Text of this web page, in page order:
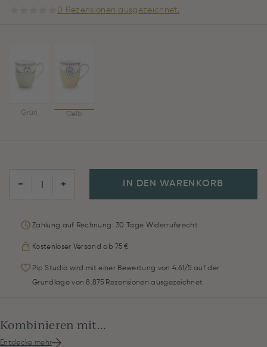
0 Rezensionen ausgezeichnet.
Grün Gelb
− + IN DEN WARENKORB
Zahlung auf Rechnung: 30 Tage Widerrufsrecht
Kostenloser Versand ab 75 €
Pip Studio wird mit einer Bewertung von 4.61/5 auf der
Grundlage von 8.875 Rezensionen ausgezeichnet
Kombinieren mit...
Entdecke mehr